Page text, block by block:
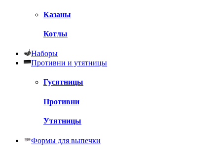
Казаны
Котлы
Наборы
Противни и утятницы
Гусятницы
Противни
Утятницы
Формы для выпечки